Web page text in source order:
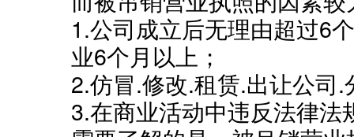
1.公司成立后无理由超过6
业6个月以上；
2.仿冒.修改.租赁.出让公司
3.在商业活动中违反法律法